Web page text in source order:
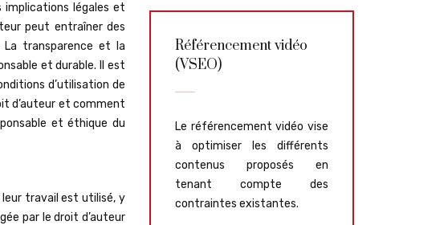
implications légales et
peut entraîner des
La transparence et la
et durable. Il est
d’utilisation de
d’auteur et comment
et éthique du
travail est utilisé, y
par le droit d’auteur
Référencement vidéo
(VSEO)
Le référencement vidéo vise
à optimiser les différents
contenus proposés en
tenant compte des
contraintes existantes.